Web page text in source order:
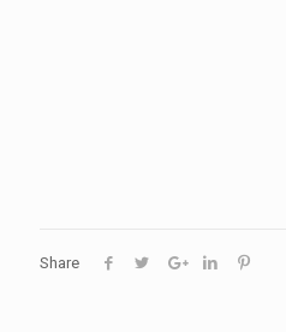
Share